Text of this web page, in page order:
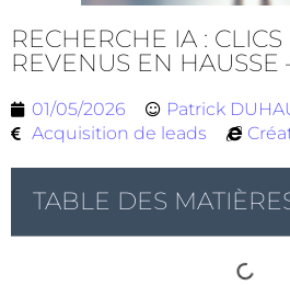
RECHERCHE IA :
REVENUS EN
01/05/2026 Patrick
Acquisition de leads
TABLE DES